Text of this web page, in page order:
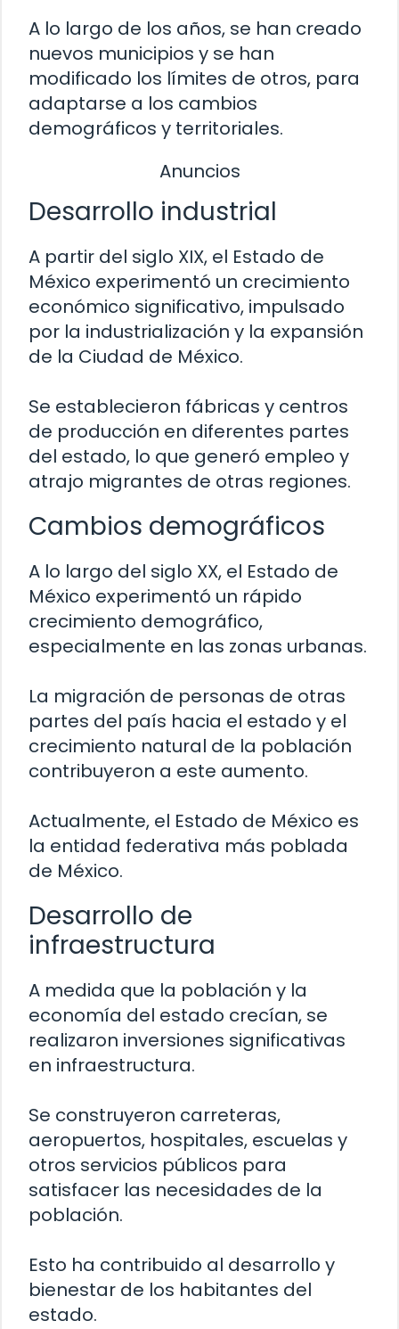
A lo largo de los años, se han creado
nuevos municipios y se han
modificado los límites de otros, para
adaptarse a los cambios
demográficos y territoriales.
Anuncios
Desarrollo industrial
A partir del siglo XIX, el Estado de
México experimentó un crecimiento
económico significativo, impulsado
por la industrialización y la expansión
de la Ciudad de México.
Se establecieron fábricas y centros
de producción en diferentes partes
del estado, lo que generó empleo y
atrajo migrantes de otras regiones.
Cambios demográficos
A lo largo del siglo XX, el Estado de
México experimentó un rápido
crecimiento demográfico,
especialmente en las zonas urbanas.
La migración de personas de otras
partes del país hacia el estado y el
crecimiento natural de la población
contribuyeron a este aumento.
Actualmente, el Estado de México es
la entidad federativa más poblada
de México.
Desarrollo de
infraestructura
A medida que la población y la
economía del estado crecían, se
realizaron inversiones significativas
en infraestructura.
Se construyeron carreteras,
aeropuertos, hospitales, escuelas y
otros servicios públicos para
satisfacer las necesidades de la
población.
Esto ha contribuido al desarrollo y
bienestar de los habitantes del
estado.